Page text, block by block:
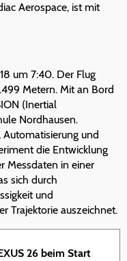
Aerospace, ist mit
um 7:40. Der Flug
Metern. Mit an Bord
(Inertial
Nordhausen.
und
die Entwicklung
Messdaten in einer
sich durch
und
Trajektorie auszeichnet.
26 beim Start